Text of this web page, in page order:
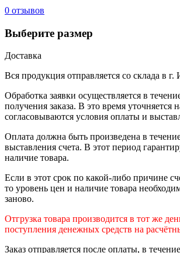
0 отзывов
Выберите размер
Доставка
Вся продукция отправляется со склада в г.
Обработка заявки осуществляется в
получения заказа. В это время уточняется
согласовываются условия оплаты и
Оплата должна быть произведена в
выставления счета. В этот период
наличие товара.
Если в этот срок по какой-либо причине
то уровень цен и наличие товара
заново.
Отгрузка товара производится в тот же
поступления денежных средств на
Заказ отправляется после оплаты, в